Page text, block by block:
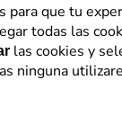
para que tu
todas las
las cookies y
ninguna